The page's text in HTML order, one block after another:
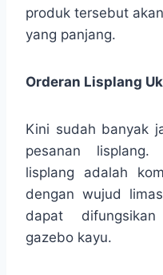
produk tersebut
yang panjang.
Orderan Lisplang
Kini sudah banyak
pesanan
lisplang adalah
dengan wujud
dapat
gazebo kayu.